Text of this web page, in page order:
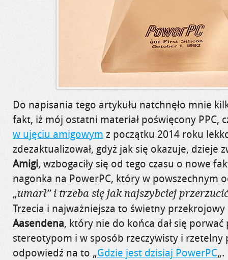
Do napisania tego artykułu natchnęło mnie
fakt, iż mój ostatni materiał poświęcony PPC,
w ujęciu amigowym z początku 2014 roku
zdezaktualizował, gdyż jak się okazuje, dzieje
Amigi, wzbogaciły się od tego czasu o nowe
nagonka na PowerPC, który w powszechnym
„umarł” i trzeba się jak najszybciej
Trzecia i najważniejsza to świetny
Aasendena, który nie do końca dał się
stereotypom i w sposób rzeczywisty i rzetelny
odpowiedź na to „Gdzie jest dzisiaj PowerPC„.